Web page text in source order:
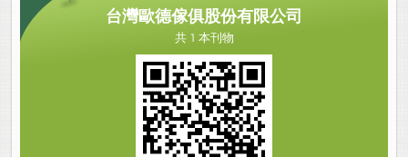
台灣歐德傢俱股份有限公司
共 1 本刊物